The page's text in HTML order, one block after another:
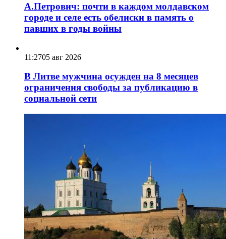
А.Петрович: почти в каждом молдавском
городе и селе есть обелиски в память о
павших в годы войны
11:2705 авг 2026
В Литве мужчина осужден на 8 месяцев
ограничения свободы за публикацию в
социальной сети